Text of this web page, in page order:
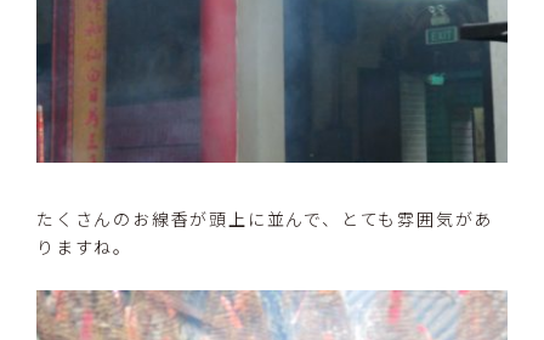
たくさんのお線香が頭上に並んで、とても雰囲気があ
りますね。